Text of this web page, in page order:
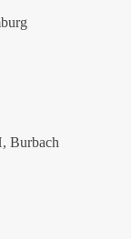
Burbach